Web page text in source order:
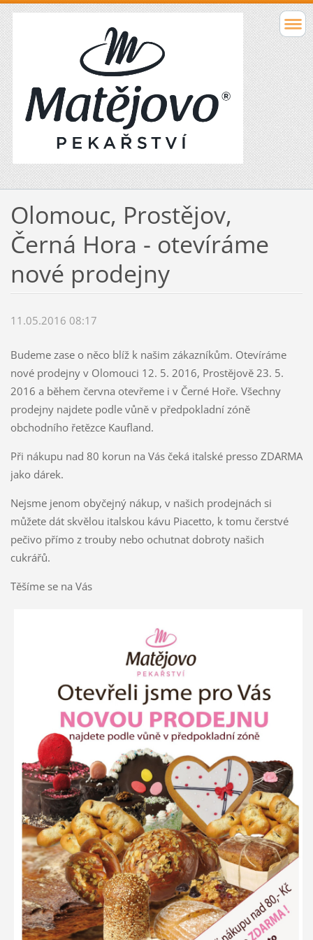
Olomouc, Prostějov,
Černá Hora - otevíráme
nové prodejny
11.05.2016 08:17
Budeme zase o něco blíž k našim zákazníkům. Otevíráme
nové prodejny v Olomouci 12. 5. 2016, Prostějově 23. 5.
2016 a během června otevřeme i v Černé Hoře. Všechny
prodejny najdete podle vůně v předpokladní zóně
obchodního řetězce Kaufland.
Při nákupu nad 80 korun na Vás čeká italské presso ZDARMA
jako dárek.
Nejsme jenom obyčejný nákup, v našich prodejnách si
můžete dát skvělou italskou kávu Piacetto, k tomu čerstvé
pečivo přímo z trouby nebo ochutnat dobroty našich
cukrářů.
Těšíme se na Vás